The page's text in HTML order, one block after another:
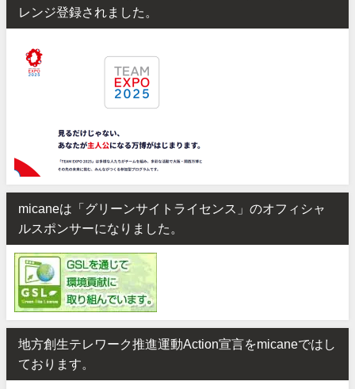
レンジ登録されました。
micaneは「グリーンサイトライセンス」のオフィシャ
ルスポンサーになりました。
地方創生テレワーク推進運動Action宣言をmicaneではし
ております。